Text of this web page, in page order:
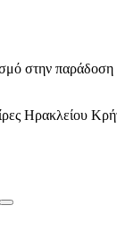
στην
Ηρακλείου